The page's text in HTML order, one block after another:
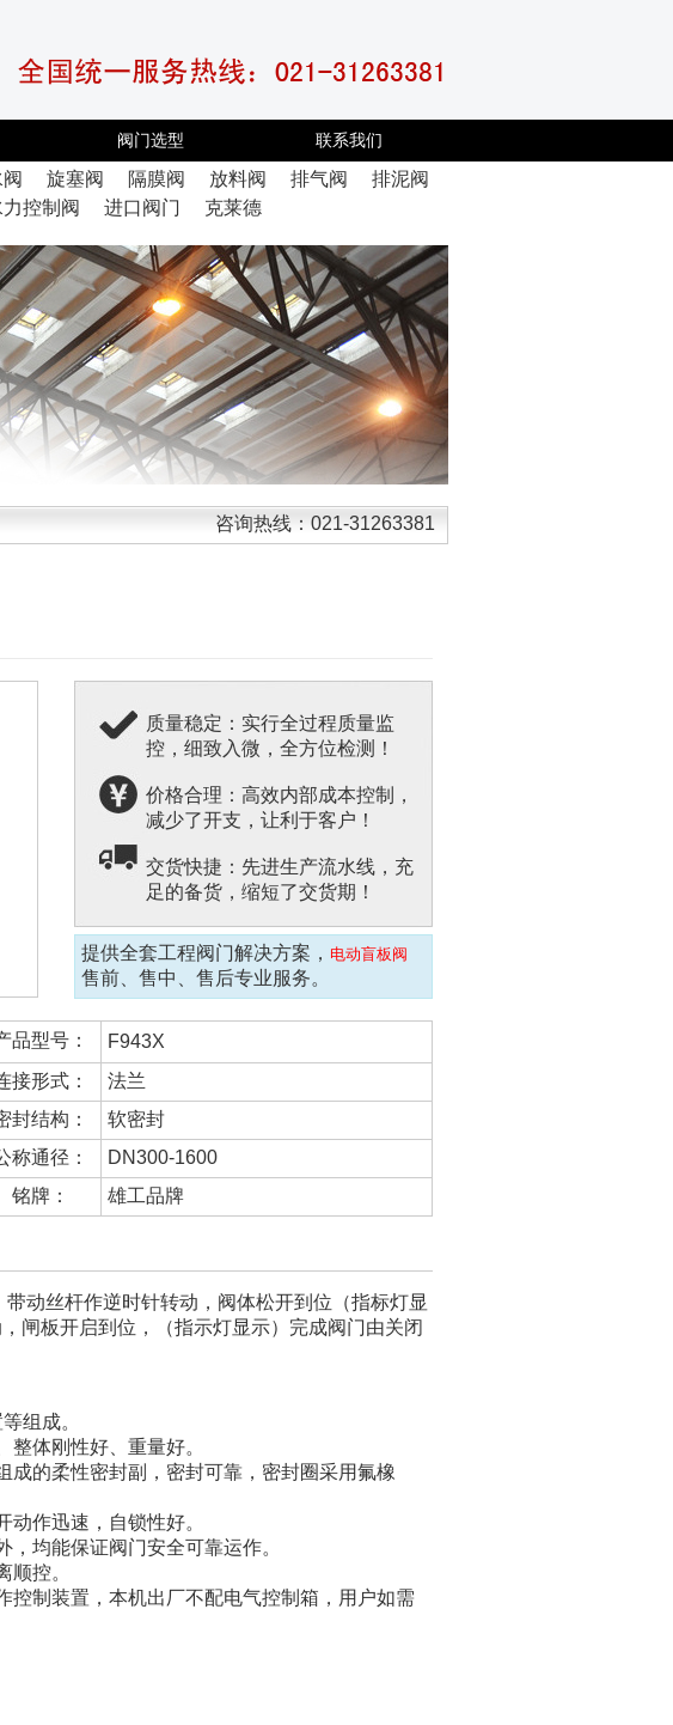
阀门选型 联系我们
旋塞阀 隔膜阀 放料阀 排气阀
排泥阀
力控制阀 进口阀门 克莱德
咨询热线：021-31263381
质量稳定：实行全过程质量监
控，细致入微，全方位检测！
价格合理：高效内部成本控制，
减少了开支，让利于客户！
交货快捷：先进生产流水线，充
足的备货，缩短了交货期！
提供全套工程阀门解决方案， 电动盲板阀
售前、售中、售后专业服务。
品型号：
F943X
接形式：
法兰
封结构：
软密封
称通径：
DN300-1600
铭牌： 雄工品牌
动丝杆作逆时针转动，阀体松开到位（指标灯显
闸板开启到位，（指示灯显示）完成阀门由关闭
组成。
体刚性好、重量好。
的柔性密封副，密封可靠，密封圈采用氟橡
作迅速，自锁性好。
均能保证阀门安全可靠运作。
控。
制装置，本机出厂不配电气控制箱，用户如需